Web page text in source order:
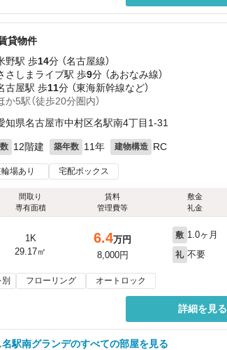
貸物件
野駅 歩14分 （名古屋線）
さしまライブ駅 歩9分 （あおなみ線）
古屋駅 歩11分 （東海新幹線など）
か5駅（徒歩20分圏内）
知県名古屋市中村区名駅南4丁目1-31
12階建 築年数 11年 建物構造 RC
場あり 宅配ボックス
間取り
専有面積
賃料
管理費等
敷金
礼金
1K
29.17㎡
6.4万円
8,000円
敷 1.0ヶ月
礼 不要
別 フローリング オートロック
詳細を見る
駅南グランデのすべての部屋を見る